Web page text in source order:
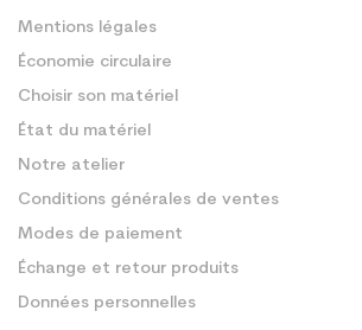
Mentions légales
Économie circulaire
Choisir son matériel
État du matériel
Notre atelier
Conditions générales de ventes
Modes de paiement
Échange et retour produits
Données personnelles